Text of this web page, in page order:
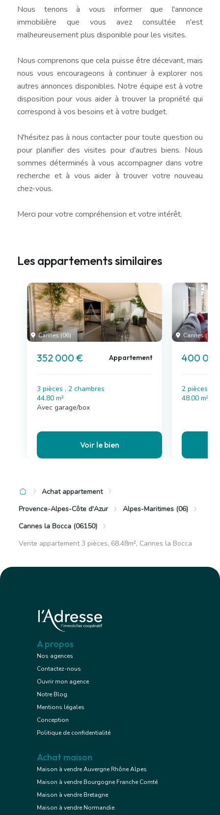
Nous tenons à vous informer que l'annonce
immobilière que vous avez consultée n'est
malheureusement plus disponible pour les visites.
Nous comprenons que cela puisse être décevant, mais
nous vous encourageons à continuer à explorer nos
autres annonces disponibles. Notre équipe est à votre
disposition pour vous aider à trouver la propriété qui
correspond à vos besoins et à votre budget.
N'hésitez pas à nous contacter pour toute question ou
pour planifier des visites pour d'autres biens. Nous
sommes déterminés à vous accompagner dans votre
recherche et à vous aider à trouver votre nouveau
chez-vous.
Merci pour votre compréhension et votre intérêt.
Les appartements similaires
Cannes (06)
352 000 € Appartement
3 pièces , 2 chambres
44.80 m²
Avec garage/box
Voir le bien
Cannes (06)
400
2 pièces , 1
48.00 m²
Achat appartement
Provence-Alpes-Côte d'Azur
Alpes-Maritimes (06)
Cannes la Bocca (06150)
Vente appartement 3 pièces, 68.48m², Cannes la Bocca
A propos
Nos agences
Contactez-nous
Ouvrir mon agence
Notre Blog
Mentions légales
Conception
Politique de confidentialité
Achat maison
Maison à vendre Auvergne Rhône Alpes
Maison à vendre Bourgogne Franche Comté
Maison à vendre Bretagne
Maison à vendre Normandie